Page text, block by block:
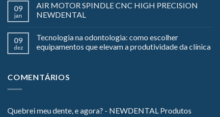
09
jan
AIR MOTOR SPINDLE CNC HIGH PRECISION
NEWDENTAL
09
dez
Tecnologia na odontologia: como escolher
equipamentos que elevam a produtividade da clínica
COMENTÁRIOS
Quebrei meu dente, e agora? - NEWDENTAL Produtos